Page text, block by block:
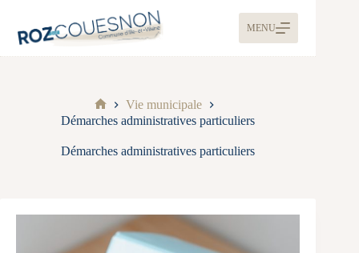
MENU
Vie municipale
Démarches administratives particuliers
Démarches administratives particuliers